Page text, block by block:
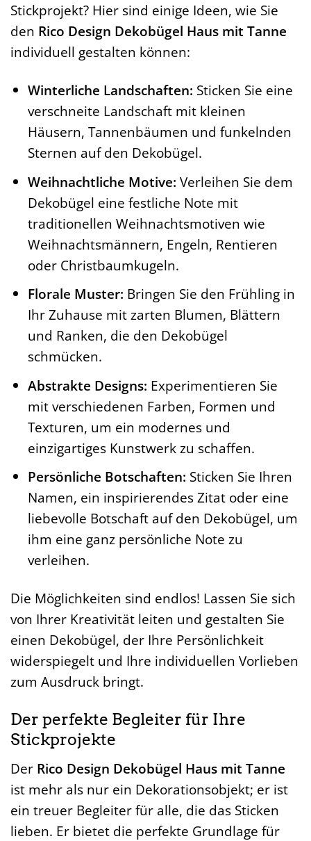
Stickprojekt? Hier sind einige Ideen, wie Sie
den Rico Design Dekobügel Haus mit Tanne
individuell gestalten können:
Winterliche Landschaften: Sticken Sie eine
verschneite Landschaft mit kleinen
Häusern, Tannenbäumen und funkelnden
Sternen auf den Dekobügel.
Weihnachtliche Motive: Verleihen Sie dem
Dekobügel eine festliche Note mit
traditionellen Weihnachtsmotiven wie
Weihnachtsmännern, Engeln, Rentieren
oder Christbaumkugeln.
Florale Muster: Bringen Sie den Frühling in
Ihr Zuhause mit zarten Blumen, Blättern
und Ranken, die den Dekobügel
schmücken.
Abstrakte Designs: Experimentieren Sie
mit verschiedenen Farben, Formen und
Texturen, um ein modernes und
einzigartiges Kunstwerk zu schaffen.
Persönliche Botschaften: Sticken Sie Ihren
Namen, ein inspirierendes Zitat oder eine
liebevolle Botschaft auf den Dekobügel, um
ihm eine ganz persönliche Note zu
verleihen.
Die Möglichkeiten sind endlos! Lassen Sie sich
von Ihrer Kreativität leiten und gestalten Sie
einen Dekobügel, der Ihre Persönlichkeit
widerspiegelt und Ihre individuellen Vorlieben
zum Ausdruck bringt.
Der perfekte Begleiter für Ihre
Stickprojekte
Der Rico Design Dekobügel Haus mit Tanne
ist mehr als nur ein Dekorationsobjekt; er ist
ein treuer Begleiter für alle, die das Sticken
lieben. Er bietet die perfekte Grundlage für